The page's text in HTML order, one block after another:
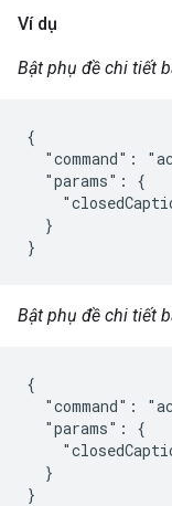
Ví dụ
Bật phụ đề chi tiết
{
"command":
  "params": {
  }
}
Bật phụ đề chi tiết
{
"command":
  "params": {
  }
}